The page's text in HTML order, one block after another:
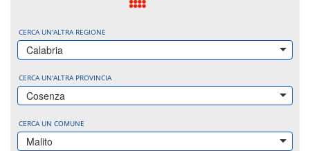
CERCA UN'ALTRA REGIONE
Calabria
CERCA UN'ALTRA PROVINCIA
Cosenza
CERCA UN COMUNE
Malito